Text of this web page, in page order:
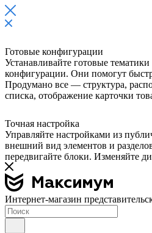
Готовые конфигурации
Устанавливайте готовые
конфигурации. Они помогут
Продумано все — структура,
списка, отображение карточки
Точная настройка
Управляйте настройками из
внешний вид элементов и
передвигайте блоки. Изменяйте
Интернет-магазин